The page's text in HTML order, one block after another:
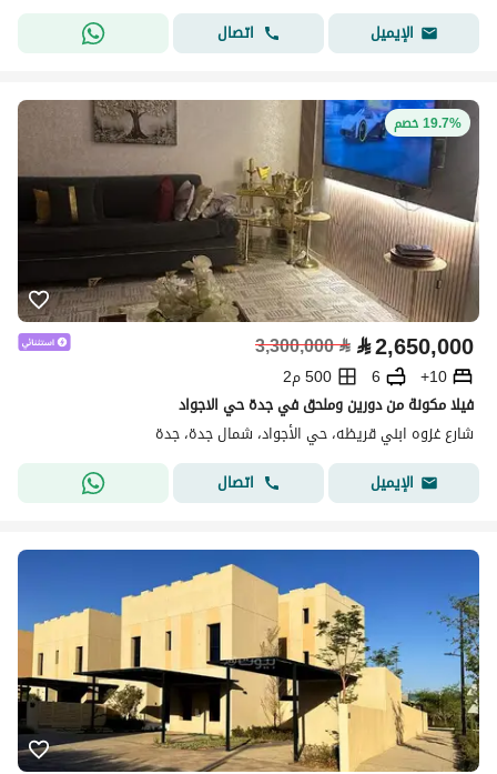
الإيميل
اتصال
19.7% خصم
⃁2,650,000
⃁
3,300,000
10+
6
500 م2
فيلا مكونة من دورين وملحق في جدة حي الاجواد
شارع غزوه ابني قريظه، حي الأجواد، شمال جدة، جدة
الإيميل
اتصال